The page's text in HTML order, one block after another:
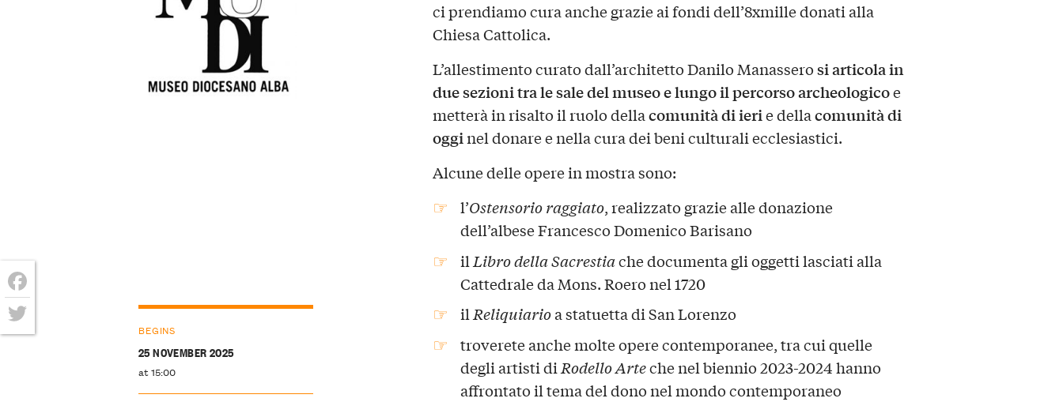
ci prendiamo cura anche grazie ai fondi dell’8xmille donati alla
Chiesa Cattolica.
L’allestimento curato dall’architetto Danilo Manasserosi articola in
due sezioni tra le sale del museo e lungo il percorso archeologicoe
metterà in risalto il ruolo dellacomunità di ierie dellacomunità di
ogginel donare e nella cura dei beni culturali ecclesiastici.
Alcune delle opere in mostra sono:
l’Ostensorio raggiato, realizzato grazie alle donazione
dell’albese Francesco Domenico Barisano
il Libro della Sacrestiache documenta gli oggetti lasciati alla
Cattedrale da Mons. Roero nel 1720
ilReliquiarioa statuetta di San Lorenzo
troverete anche molte opere contemporanee, tra cui quelle
degli artisti diRodello Arteche nel biennio 2023-2024 hanno
affrontato il tema del dono nel mondo contemporaneo
BEGINS
25 NOVEMBER 2025
at 15:00
Facebook
Twitter